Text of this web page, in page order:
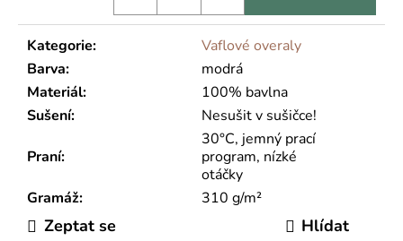
Kategorie:
Vaflové overaly
Barva:
modrá
Materiál:
100% bavlna
Sušení: Nesušit v sušičce!
Praní:
30°C, jemný prací
program, nízké
otáčky
Gramáž: 310 g/m²
Zeptat se Hlídat